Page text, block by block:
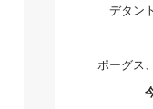
デタン
ポーグス